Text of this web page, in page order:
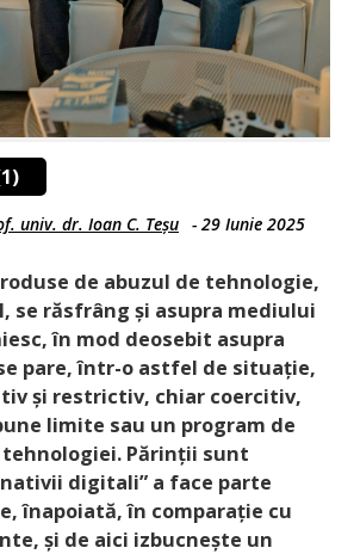
univ. dr. Ioan C. Teșu - 29 Iunie 2025
de abuzul de tehnologie,
se răsfrâng și asupra mediului
în mod deosebit asupra
pare, într-o astfel de situație,
și restrictiv, chiar coercitiv,
limite sau un program de
Părinții sunt
digitali” a face parte
înapoiată, în comparație cu
și de aici izbucnește un